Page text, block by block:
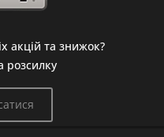
акцій та знижок?
розсилку